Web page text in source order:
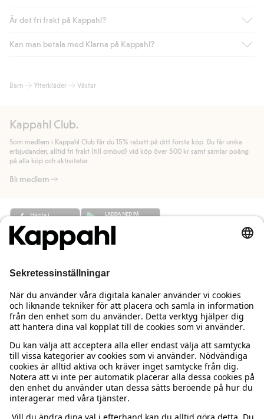
Är det fri frakt på Kappahl?
Är du medlem i Kappahl Club har du alltid gratis frakt till butik
automatik efter du loggat in och identifierats som medlem.
handlar för.
Läs mer
Kan man betala med Klarna på Kappahl?
bland annat faktura och swish men även andra betalningssätt.
allmänna villkor.
Läs mer
Barn Ytterkläder Västar
Kappahl Club.
Som medlem i Kappahl Club får du 15% rabatt på ditt första köp. Du får unika
erbjudanden, alltid fri frakt (till ombud) vid köp över 500 kr samt samlar poäng
på alla köp och aktiviteter.
Bli medlem
Behöver du hjälp?
Kundservice
Vanliga frågor
Beställning & retur
Kontakta oss
Kappahl Club
Logga in
Kappahl Club
Medlemsvillkor
Om oss
Om Kappahl Group
Villkor & policy
Köpvillkor Sverige
Mer från oss